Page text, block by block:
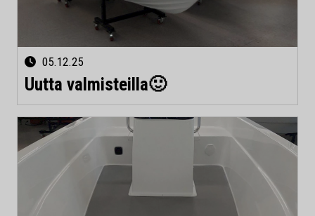
05.12.25
Uutta valmisteilla🙂